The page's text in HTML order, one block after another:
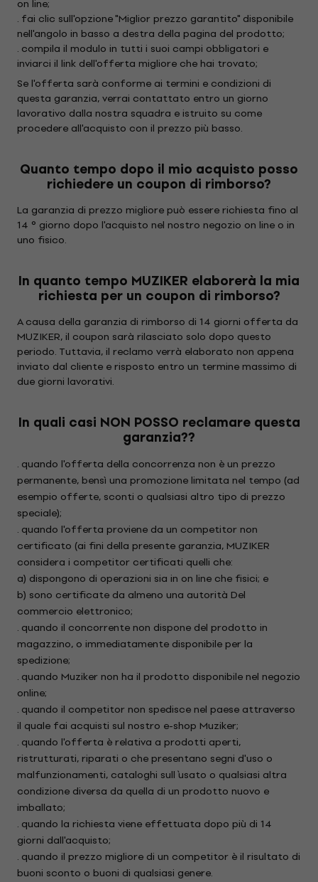
on line;
. fai clic sull'opzione "Miglior prezzo garantito" disponibile
nell'angolo in basso a destra della pagina del prodotto;
. compila il modulo in tutti i suoi campi obbligatori e
inviarci il link dell'offerta migliore che hai trovato;
Se l'offerta sarà conforme ai termini e condizioni di
questa garanzia, verrai contattato entro un giorno
lavorativo dalla nostra squadra e istruito su come
procedere all'acquisto con il prezzo più basso.
Quanto tempo dopo il mio acquisto posso
richiedere un coupon di rimborso?
La garanzia di prezzo migliore può essere richiesta fino al
14 ° giorno dopo l'acquisto nel nostro negozio on line o in
uno fisico.
In quanto tempo MUZIKER elaborerà la mia
richiesta per un coupon di rimborso?
A causa della garanzia di rimborso di 14 giorni offerta da
MUZIKER, il coupon sarà rilasciato solo dopo questo
periodo. Tuttavia, il reclamo verrà elaborato non appena
inviato dal cliente e risposto entro un termine massimo di
due giorni lavorativi.
In quali casi NON POSSO reclamare questa
garanzia??
. quando l'offerta della concorrenza non è un prezzo
permanente, bensì una promozione limitata nel tempo (ad
esempio offerte, sconti o qualsiasi altro tipo di prezzo
speciale);
. quando l'offerta proviene da un competitor non
certificato (ai fini della presente garanzia, MUZIKER
considera i competitor certificati quelli che:
a) dispongono di operazioni sia in on line che fisici; e
b) sono certificate da almeno una autorità Del
commercio elettronico;
. quando il concorrente non dispone del prodotto in
magazzino, o immediatamente disponibile per la
spedizione;
. quando Muziker non ha il prodotto disponibile nel negozio
online;
. quando il competitor non spedisce nel paese attraverso
il quale fai acquisti sul nostro e-shop Muziker;
. quando l'offerta è relativa a prodotti aperti,
ristrutturati, riparati o che presentano segni d'uso o
malfunzionamenti, cataloghi sull` usato o qualsiasi altra
condizione diversa da quella di un prodotto nuovo e
imballato;
. quando la richiesta viene effettuata dopo più di 14
giorni dall'acquisto;
. quando il prezzo migliore di un competitor è il risultato di
buoni sconto o buoni di qualsiasi genere.